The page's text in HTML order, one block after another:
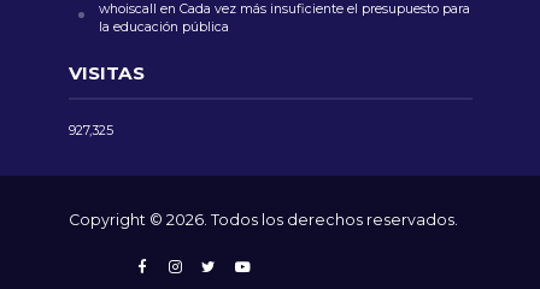
whoiscall en Cada vez más insuficiente el presupuesto para
la educación pública
VISITAS
927,325
Copyright © 2026. Todos los derechos reservados.